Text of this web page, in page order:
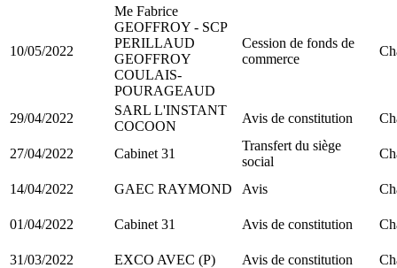
10/05/2022
Me Fabrice
GEOFFROY - SCP
PERILLAUD
GEOFFROY
COULAIS-
POURAGEAUD
Cession de fonds de
commerce
29/04/2022
SARL L'INSTANT
COCOON
Avis de constitution
27/04/2022 Cabinet 31
Transfert du siège
social
14/04/2022 GAEC RAYMOND Avis
01/04/2022 Cabinet 31 Avis de constitution
31/03/2022 EXCO AVEC (P) Avis de constitution